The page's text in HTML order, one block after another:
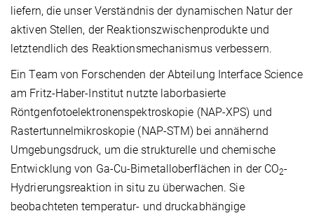
liefern, die unser Verständnis der dynamischen Natur der
aktiven Stellen, der Reaktionszwischenprodukte und
letztendlich des Reaktionsmechanismus verbessern.
Ein Team von Forschenden der Abteilung Interface Science
am Fritz-Haber-Institut nutzte laborbasierte
Röntgenfotoelektronenspektroskopie (NAP-XPS) und
Rastertunnelmikroskopie (NAP-STM) bei annähernd
Umgebungsdruck, um die strukturelle und chemische
Entwicklung von Ga-Cu-Bimetalloberflächen in der CO2-
Hydrierungsreaktion in situ zu überwachen. Sie
beobachteten temperatur- und druckabhängige